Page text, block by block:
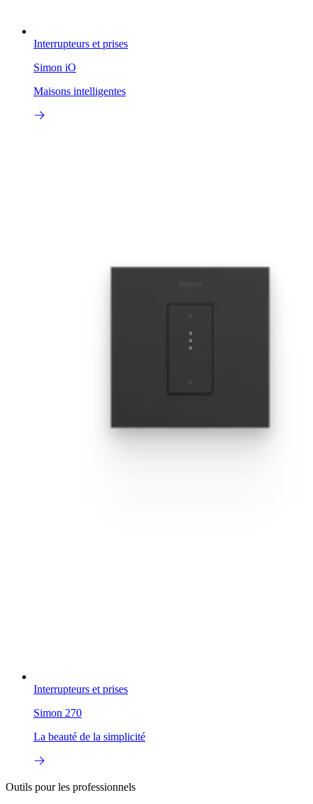
Interrupteurs et prises
Simon iO
Maisons intelligentes
Interrupteurs et prises
Simon 270
La beauté de la simplicité
Outils pour les professionnels